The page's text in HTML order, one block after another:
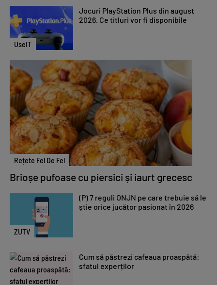
UseIT
Jocuri PlayStation Plus din august
2026. Ce titluri vor fi disponibile
Rețete Fel De Fel
Brioșe pufoase cu piersici și iaurt grecesc
ZUTV
(P) 7 reguli ONJN pe care trebuie să le
știe orice jucător pasionat în 2026
Cum să păstrezi cafeaua proaspătă:
sfatul experților